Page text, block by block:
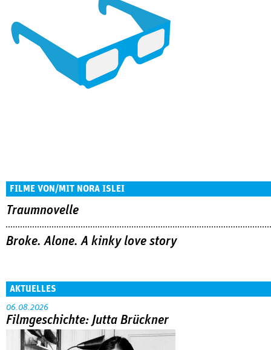
FILME VON/MIT NORA ISLEI
Traumnovelle
Broke. Alone. A kinky love story
AKTUELLES
06.08.2026
Filmgeschichte: Jutta Brückner